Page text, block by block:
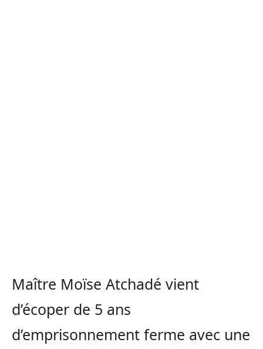
Maître Moïse Atchadé vient
d’écoper de 5 ans
d’emprisonnement ferme avec une